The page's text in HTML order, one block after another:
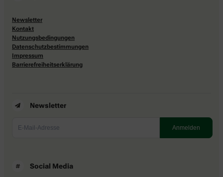
Newsletter
Kontakt
Nutzungsbedingungen
Datenschutzbestimmungen
Impressum
Barrierefreiheitserklärung
Newsletter
Social Media